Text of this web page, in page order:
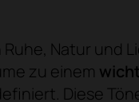
Natur und
zu einem
Diese